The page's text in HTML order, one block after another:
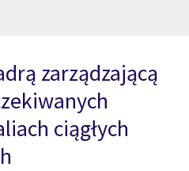
zarządzającą
ciągłych